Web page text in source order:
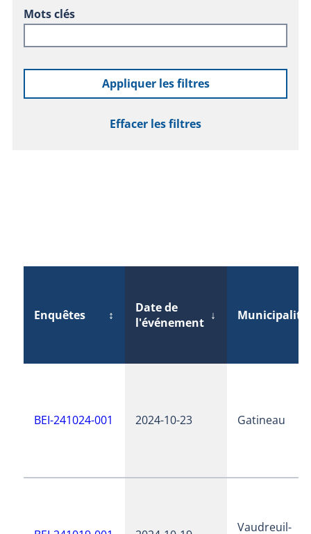
Mots clés
Appliquer les filtres
Effacer les filtres
Enquêtes ↕
Date de
l'événement ↓ Municipalité
BEI-241024-001 2024-10-23 Gatineau
Vaudreuil-